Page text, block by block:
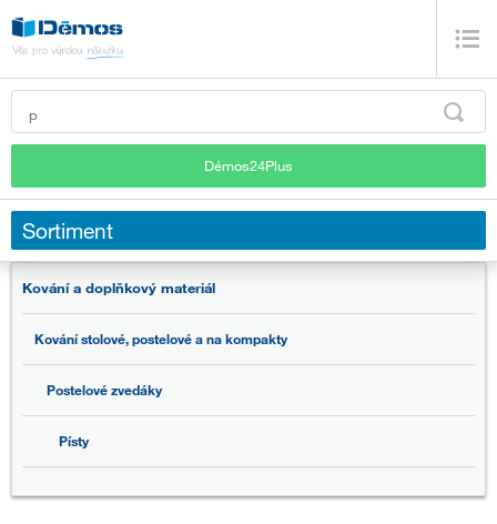
Démos24Plus
Sortiment
Kování a doplňkový materiál
Kování stolové, postelové a na kompakty
Postelové zvedáky
Písty